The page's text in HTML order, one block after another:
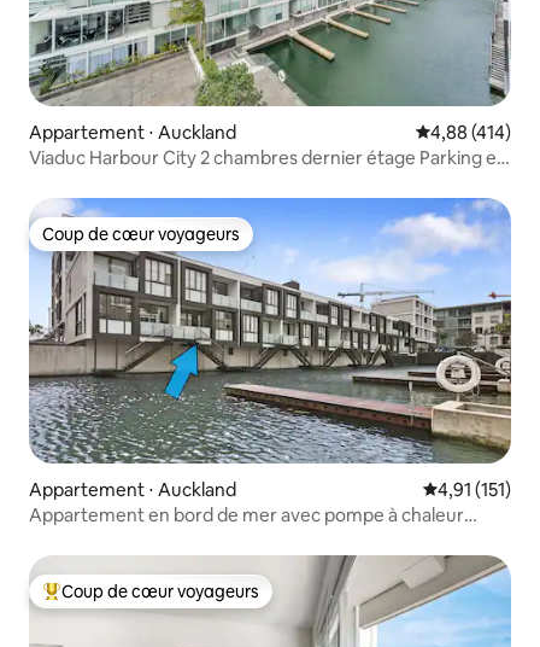
Appartement ⋅ Auckland Évaluation
4,88 (414)
Viaduc Harbour City 2 chambres dernier étage Parking et
Coup de cœur voyageurs
Coup de cœur voyageurs
Appartement ⋅ Auckland Évaluation
4,91 (151)
Appartement en bord de mer avec pompe à chaleur
Coups de cœur voyageurs les plus appréciés
Coup de cœur voyageurs